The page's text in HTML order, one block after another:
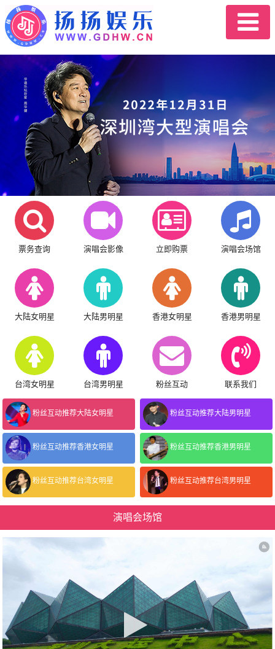
票务查询 演唱会影像 立即购票 演唱会场馆
大陆女明星 大陆男明星 香港女明星 香港男明星
台湾女明星 台湾男明星 粉丝互动 联系我们
粉丝互动推荐大陆女明星 粉丝互动推荐大陆男明星
粉丝互动推荐香港女明星 粉丝互动推荐香港男明星
粉丝互动推荐台湾女明星 粉丝互动推荐台湾男明星
演唱会场馆